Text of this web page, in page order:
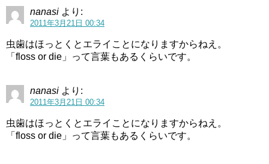
nanasi より:
2011年3月21日 00:34
虫歯はほっとくとエライことになりますからねえ。
「floss or die」って言葉もあるくらいです。
nanasi より:
2011年3月21日 00:34
虫歯はほっとくとエライことになりますからねえ。
「floss or die」って言葉もあるくらいです。